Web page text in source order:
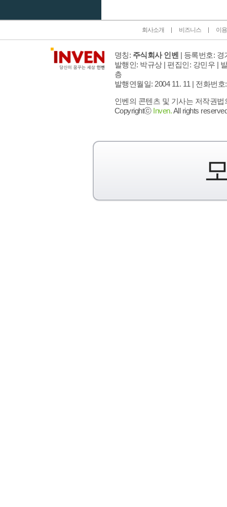
회사소개 비즈니스 이
명칭: 주식회사 인벤 | 등록번호: 경
발행인: 박규상 | 편집인: 강민우 |
층
발행연월일: 2004 11. 11 | 전화번호
인벤의 콘텐츠 및 기사는 저작권
Copyrightⓒ Inven.All rights